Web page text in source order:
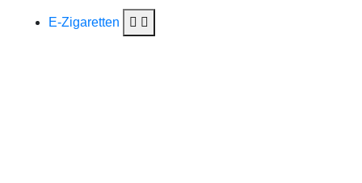
E-Zigaretten